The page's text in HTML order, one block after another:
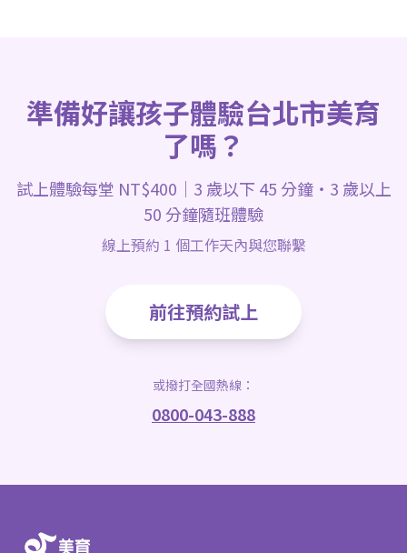
準備好讓孩子體驗台北市美育
了嗎？
試上體驗每堂 NT$400｜3 歲以下 45 分鐘・3 歲以上
50 分鐘隨班體驗
線上預約 1 個工作天內與您聯繫
前往預約試上
或撥打全國熱線：
0800-043-888